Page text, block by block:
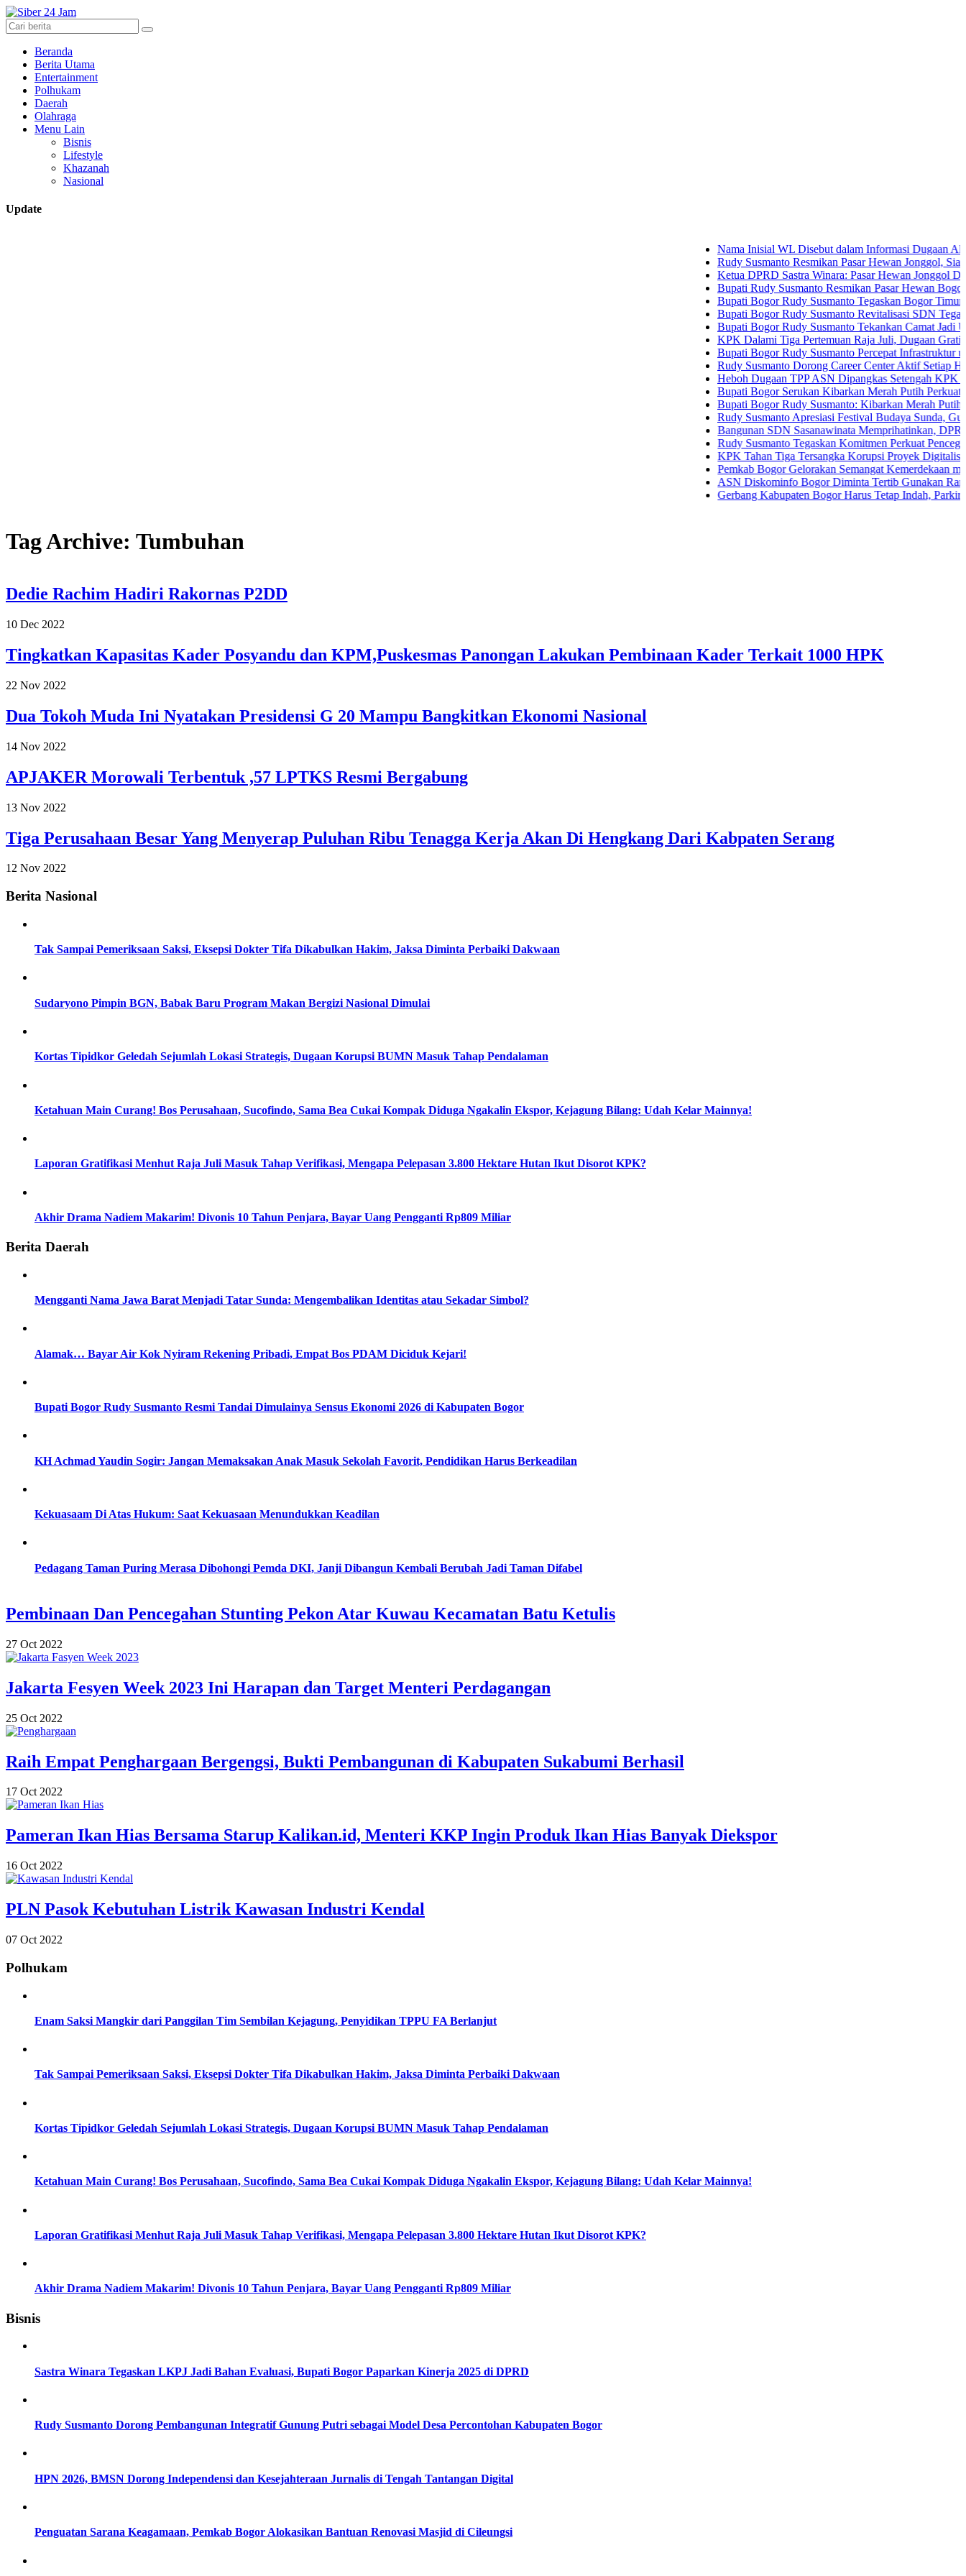
Beranda
Berita Utama
Entertainment
Polhukam
Daerah
Olahraga
Menu Lain
Bisnis
Lifestyle
Khazanah
Nasional
Update
Nama Inisial WL Disebut dalam Informasi Dugaan Aktivitas
Rudy Susmanto Resmikan Pasar Hewan Jonggol, Siapkan
Ketua DPRD Sastra Winara: Pasar Hewan Jonggol Dorong
Bupati Rudy Susmanto Resmikan Pasar Hewan Bogor,
Bupati Bogor Rudy Susmanto Tegaskan Bogor Timur
Bupati Bogor Rudy Susmanto Revitalisasi SDN Tegal
Bupati Bogor Rudy Susmanto Tekankan Camat Jadi Ujung
KPK Dalami Tiga Pertemuan Raja Juli, Dugaan Gratifikasi
Bupati Bogor Rudy Susmanto Percepat Infrastruktur untuk
Rudy Susmanto Dorong Career Center Aktif Setiap Hari
Heboh Dugaan TPP ASN Dipangkas Setengah KPK Bidik
Bupati Bogor Serukan Kibarkan Merah Putih Perkuat
Bupati Bogor Rudy Susmanto: Kibarkan Merah Putih Wujud
Rudy Susmanto Apresiasi Festival Budaya Sunda, Guru
Bangunan SDN Sasanawinata Memprihatinkan, DPRD Bogor
Rudy Susmanto Tegaskan Komitmen Perkuat Pencegahan
KPK Tahan Tiga Tersangka Korupsi Proyek Digitalisasi SPBU
Pemkab Bogor Gelorakan Semangat Kemerdekaan melalui
ASN Diskominfo Bogor Diminta Tertib Gunakan Randis
Gerbang Kabupaten Bogor Harus Tetap Indah, Parkir Liar
Tag Archive: Tumbuhan
Dedie Rachim Hadiri Rakornas P2DD
10 Dec 2022
Tingkatkan Kapasitas Kader Posyandu dan KPM,Puskesmas Panongan Lakukan Pembinaan Kader Terkait 1000 HPK
22 Nov 2022
Dua Tokoh Muda Ini Nyatakan Presidensi G 20 Mampu Bangkitkan Ekonomi Nasional
14 Nov 2022
APJAKER Morowali Terbentuk ,57 LPTKS Resmi Bergabung
13 Nov 2022
Tiga Perusahaan Besar Yang Menyerap Puluhan Ribu Tenagga Kerja Akan Di Hengkang Dari Kabpaten Serang
12 Nov 2022
Berita Nasional
Tak Sampai Pemeriksaan Saksi, Eksepsi Dokter Tifa Dikabulkan Hakim, Jaksa Diminta Perbaiki Dakwaan
Sudaryono Pimpin BGN, Babak Baru Program Makan Bergizi Nasional Dimulai
Kortas Tipidkor Geledah Sejumlah Lokasi Strategis, Dugaan Korupsi BUMN Masuk Tahap Pendalaman
Ketahuan Main Curang! Bos Perusahaan, Sucofindo, Sama Bea Cukai Kompak Diduga Ngakalin Ekspor, Kejagung Bilang: Udah Kelar Mainnya!
Laporan Gratifikasi Menhut Raja Juli Masuk Tahap Verifikasi, Mengapa Pelepasan 3.800 Hektare Hutan Ikut Disorot KPK?
Akhir Drama Nadiem Makarim! Divonis 10 Tahun Penjara, Bayar Uang Pengganti Rp809 Miliar
Berita Daerah
Mengganti Nama Jawa Barat Menjadi Tatar Sunda: Mengembalikan Identitas atau Sekadar Simbol?
Alamak… Bayar Air Kok Nyiram Rekening Pribadi, Empat Bos PDAM Diciduk Kejari!
Bupati Bogor Rudy Susmanto Resmi Tandai Dimulainya Sensus Ekonomi 2026 di Kabupaten Bogor
KH Achmad Yaudin Sogir: Jangan Memaksakan Anak Masuk Sekolah Favorit, Pendidikan Harus Berkeadilan
Kekuasaam Di Atas Hukum: Saat Kekuasaan Menundukkan Keadilan
Pedagang Taman Puring Merasa Dibohongi Pemda DKI, Janji Dibangun Kembali Berubah Jadi Taman Difabel
Pembinaan Dan Pencegahan Stunting Pekon Atar Kuwau Kecamatan Batu Ketulis
27 Oct 2022
Jakarta Fesyen Week 2023 Ini Harapan dan Target Menteri Perdagangan
25 Oct 2022
Raih Empat Penghargaan Bergengsi, Bukti Pembangunan di Kabupaten Sukabumi Berhasil
17 Oct 2022
Pameran Ikan Hias Bersama Starup Kalikan.id, Menteri KKP Ingin Produk Ikan Hias Banyak Diekspor
16 Oct 2022
PLN Pasok Kebutuhan Listrik Kawasan Industri Kendal
07 Oct 2022
Polhukam
Enam Saksi Mangkir dari Panggilan Tim Sembilan Kejagung, Penyidikan TPPU FA Berlanjut
Tak Sampai Pemeriksaan Saksi, Eksepsi Dokter Tifa Dikabulkan Hakim, Jaksa Diminta Perbaiki Dakwaan
Kortas Tipidkor Geledah Sejumlah Lokasi Strategis, Dugaan Korupsi BUMN Masuk Tahap Pendalaman
Ketahuan Main Curang! Bos Perusahaan, Sucofindo, Sama Bea Cukai Kompak Diduga Ngakalin Ekspor, Kejagung Bilang: Udah Kelar Mainnya!
Laporan Gratifikasi Menhut Raja Juli Masuk Tahap Verifikasi, Mengapa Pelepasan 3.800 Hektare Hutan Ikut Disorot KPK?
Akhir Drama Nadiem Makarim! Divonis 10 Tahun Penjara, Bayar Uang Pengganti Rp809 Miliar
Bisnis
Sastra Winara Tegaskan LKPJ Jadi Bahan Evaluasi, Bupati Bogor Paparkan Kinerja 2025 di DPRD
Rudy Susmanto Dorong Pembangunan Integratif Gunung Putri sebagai Model Desa Percontohan Kabupaten Bogor
HPN 2026, BMSN Dorong Independensi dan Kesejahteraan Jurnalis di Tengah Tantangan Digital
Penguatan Sarana Keagamaan, Pemkab Bogor Alokasikan Bantuan Renovasi Masjid di Cileungsi